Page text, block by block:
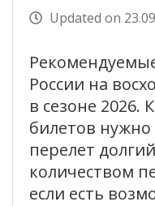
Updated on
России на
в сезоне
билетов
перелет
количеством
если есть